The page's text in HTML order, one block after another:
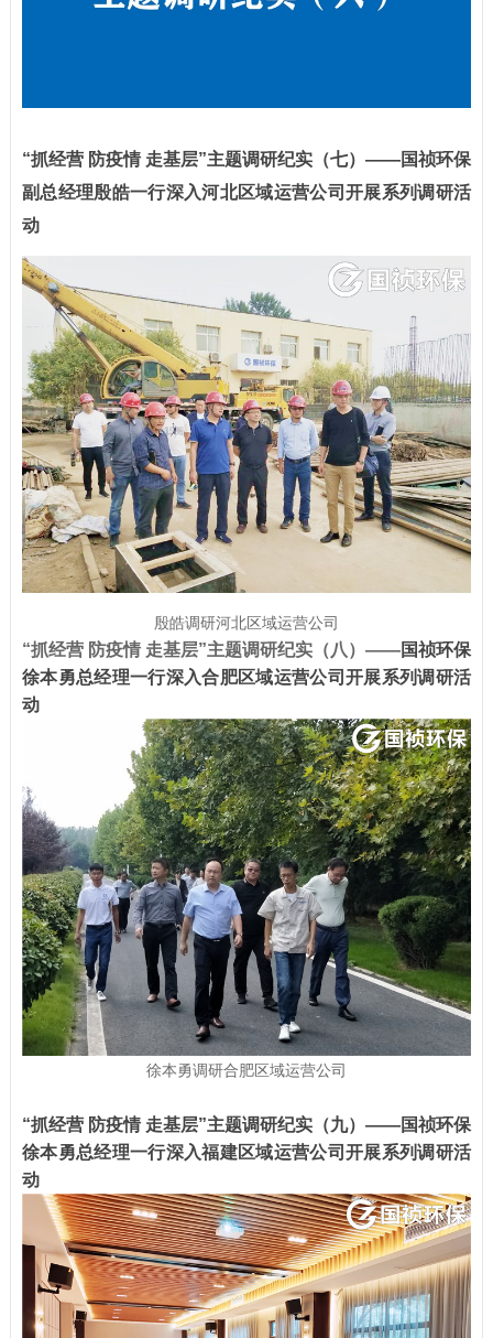
“抓经营 防疫情 走基层”主题调研纪实（七）——国祯环保
副总经理殷皓一行深入河北区域运营公司开展系列调研活
动
殷皓调研河北区域运营公司
“抓经营 防疫情 走基层”主题调研纪实（八）——国祯环保
徐本勇总经理一行深入合肥区域运营公司开展系列调研活
动
徐本勇调研合肥区域运营公司
“抓经营 防疫情 走基层”主题调研纪实（九）——国祯环保
徐本勇总经理一行深入福建区域运营公司开展系列调研活
动